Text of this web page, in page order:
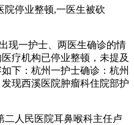
院停业整顿,一医生被砍
现一护士、两医生确诊的情
疗机构已停业整顿，未提及
下：杭州一护士确诊：杭州
现西溪医院肿瘤科住院部护
二人民医院耳鼻喉科主任卢